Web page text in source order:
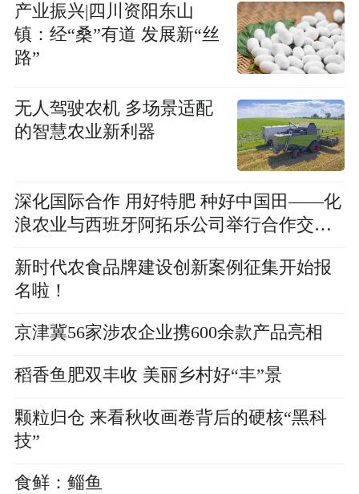
产业振兴|四川资阳东山
镇：经“桑”有道 发展新“丝
路”
无人驾驶农机 多场景适配
的智慧农业新利器
深化国际合作 用好特肥 种好中国田——化
浪农业与西班牙阿拓乐公司举行合作交流
新时代农食品牌建设创新案例征集开始报
名啦！
京津冀56家涉农企业携600余款产品亮相
稻香鱼肥双丰收 美丽乡村好“丰”景
颗粒归仓 来看秋收画卷背后的硬核“黑科
技”
食鲜：鲻鱼